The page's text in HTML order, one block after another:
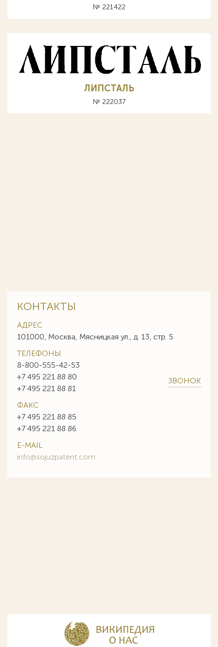
№ 221422
ЛИПСТАЛЬ
№ 222037
КОНТАКТЫ
АДРЕС
101000, Москва, Мясницкая ул., д. 13, стр. 5
ТЕЛЕФОНЫ
8-800-555-42-53
+7 495 221 88 80
+7 495 221 88 81
ЗВОНОК
ФАКС
+7 495 221 88 85
+7 495 221 88 86
E-MAIL
info@sojuzpatent.com